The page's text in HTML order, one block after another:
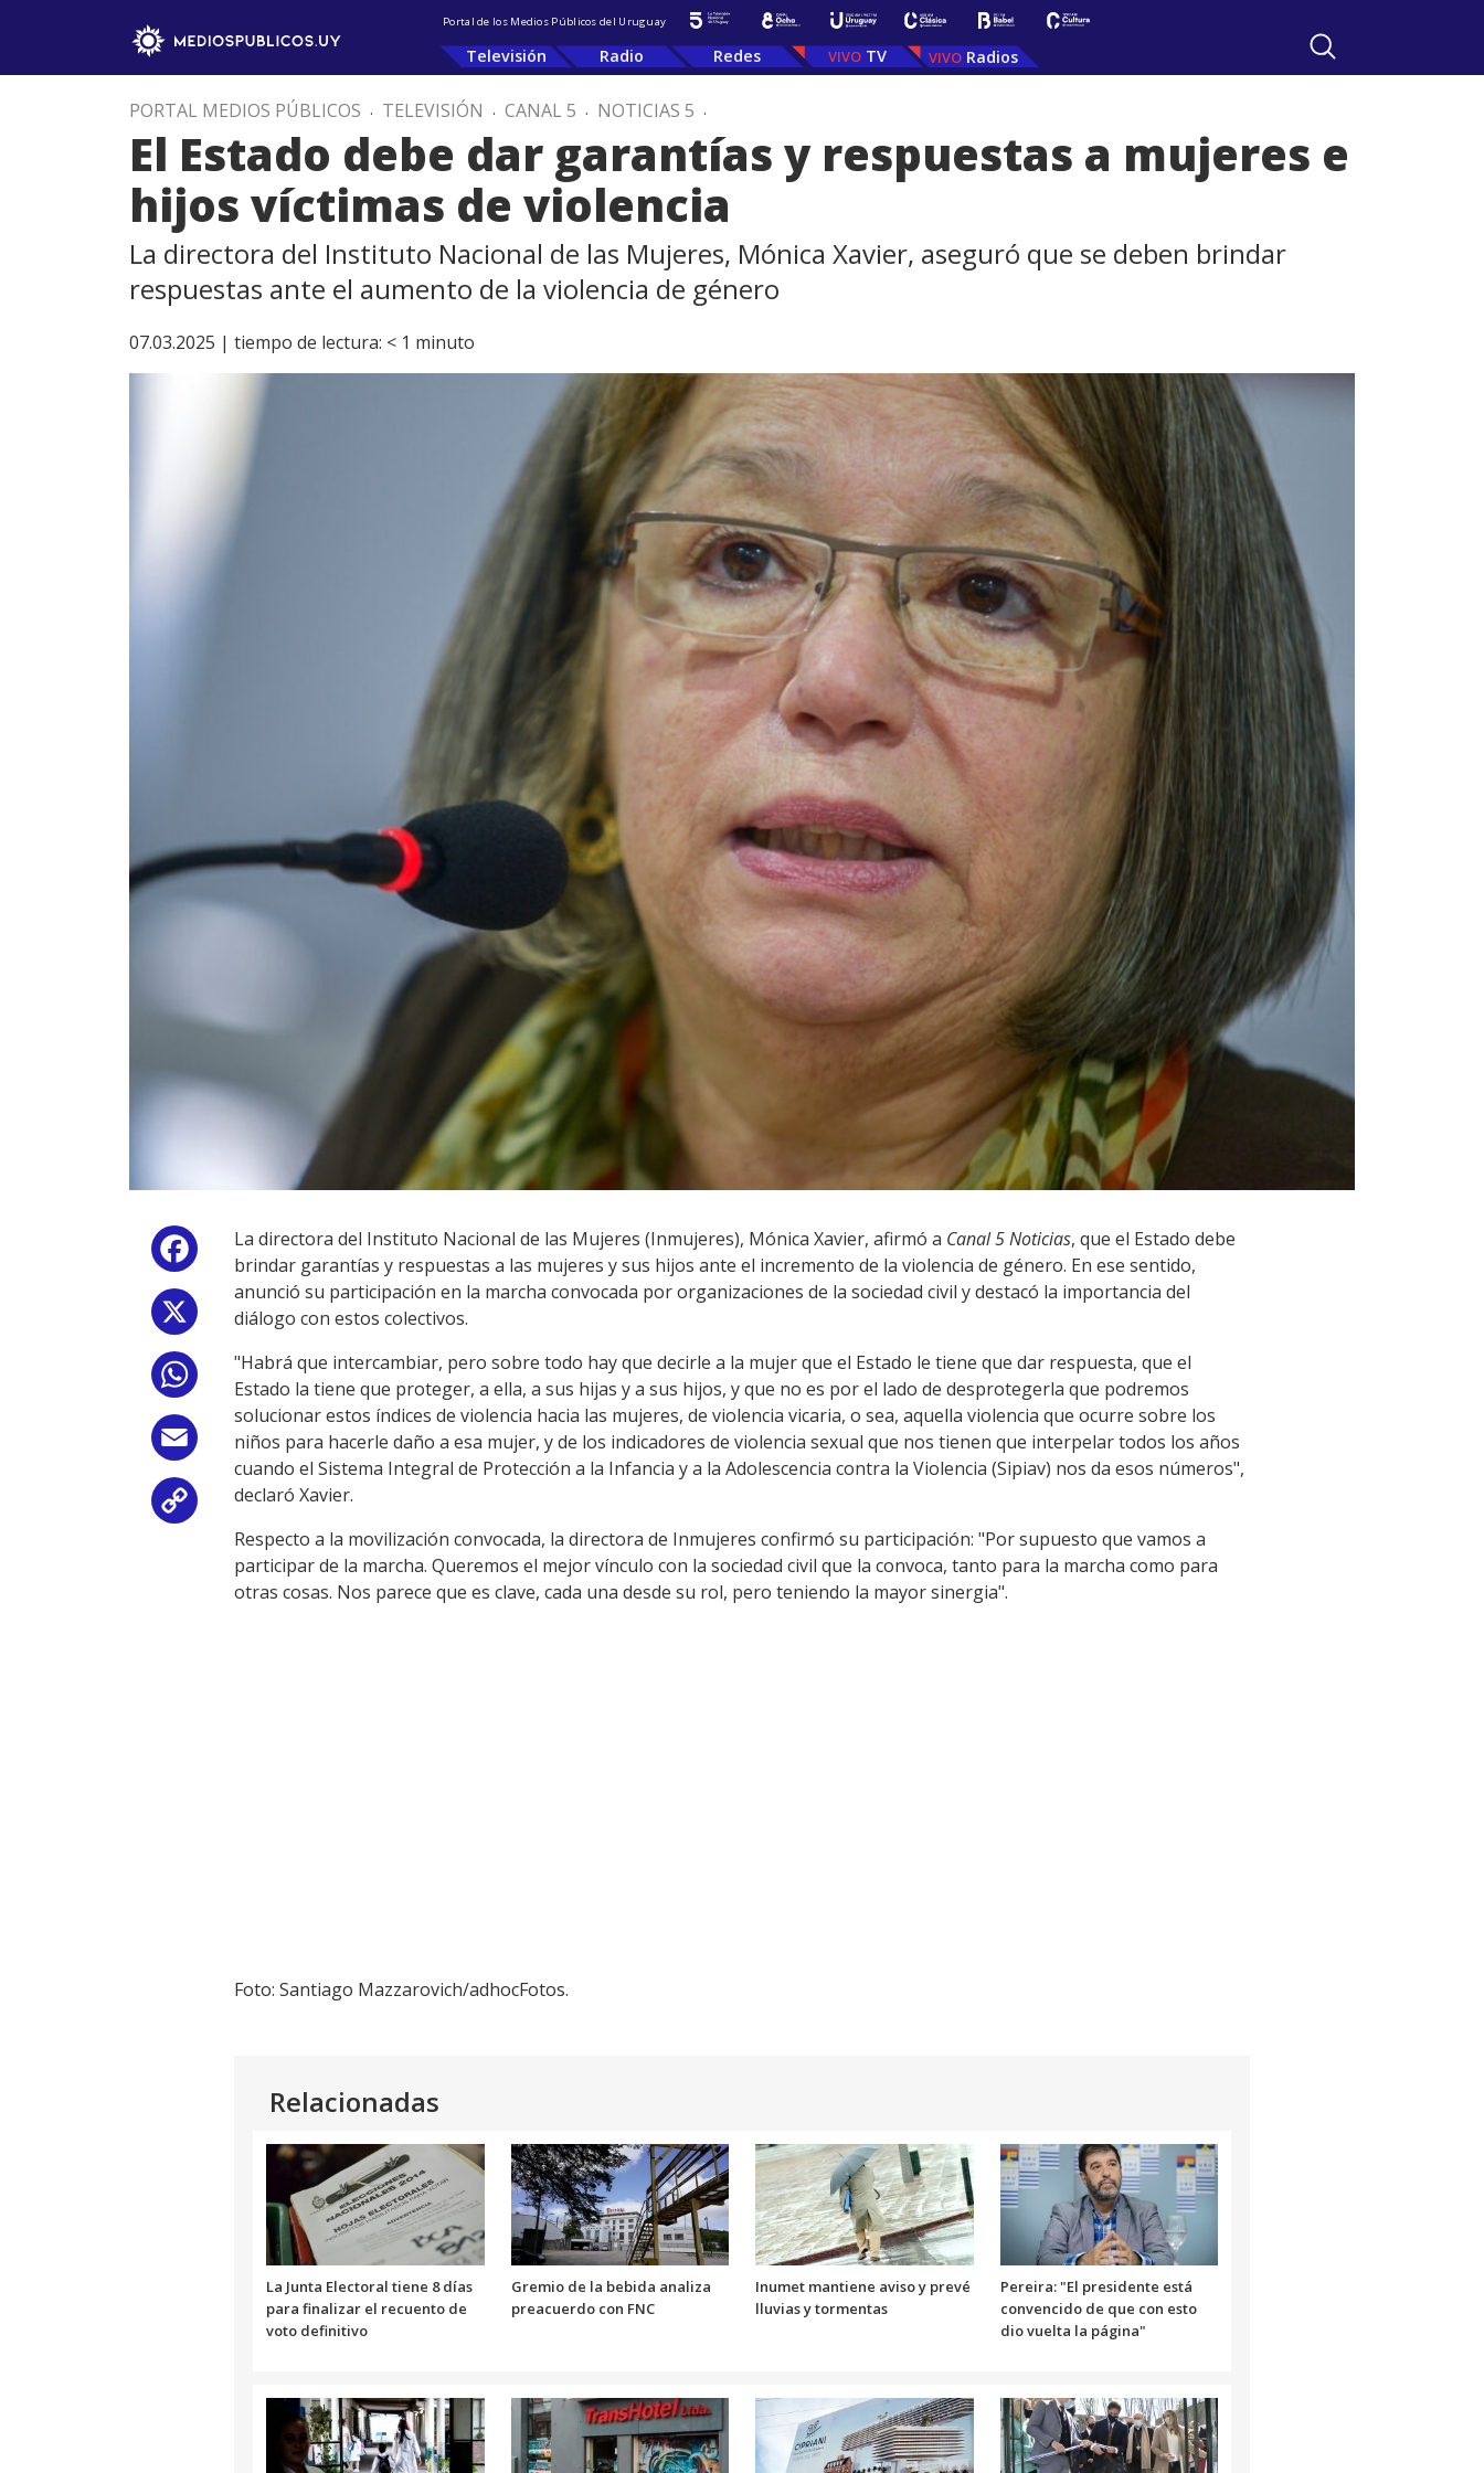
Portal de los Medios Públicos del Uruguay
Televisión Radio Redes TV Radios
PORTAL MEDIOS PÚBLICOS . TELEVISIÓN . CANAL 5 . NOTICIAS 5 .
El Estado debe dar garantías y respuestas a mujeres e
hijos víctimas de violencia
La directora del Instituto Nacional de las Mujeres, Mónica Xavier, aseguró que se deben brindar
respuestas ante el aumento de la violencia de género
07.03.2025 | tiempo de lectura: < 1 minuto
Facebook
WhatsApp
Email
Copy
Link
La directora del Instituto Nacional de las Mujeres (Inmujeres), Mónica Xavier, afirmó a Canal 5 Noticias, que el Estado debe
brindar garantías y respuestas a las mujeres y sus hijos ante el incremento de la violencia de género. En ese sentido,
anunció su participación en la marcha convocada por organizaciones de la sociedad civil y destacó la importancia del
diálogo con estos colectivos.
"Habrá que intercambiar, pero sobre todo hay que decirle a la mujer que el Estado le tiene que dar respuesta, que el
Estado la tiene que proteger, a ella, a sus hijas y a sus hijos, y que no es por el lado de desprotegerla que podremos
solucionar estos índices de violencia hacia las mujeres, de violencia vicaria, o sea, aquella violencia que ocurre sobre los
niños para hacerle daño a esa mujer, y de los indicadores de violencia sexual que nos tienen que interpelar todos los años
cuando el Sistema Integral de Protección a la Infancia y a la Adolescencia contra la Violencia (Sipiav) nos da esos números",
declaró Xavier.
Respecto a la movilización convocada, la directora de Inmujeres confirmó su participación: "Por supuesto que vamos a
participar de la marcha. Queremos el mejor vínculo con la sociedad civil que la convoca, tanto para la marcha como para
otras cosas. Nos parece que es clave, cada una desde su rol, pero teniendo la mayor sinergia".
Foto: Santiago Mazzarovich/adhocFotos.
Relacionadas
La Junta Electoral tiene 8 días
para finalizar el recuento de
voto definitivo
Gremio de la bebida analiza
preacuerdo con FNC
Inumet mantiene aviso y prevé
lluvias y tormentas
Pereira: "El presidente está
convencido de que con esto
dio vuelta la página"